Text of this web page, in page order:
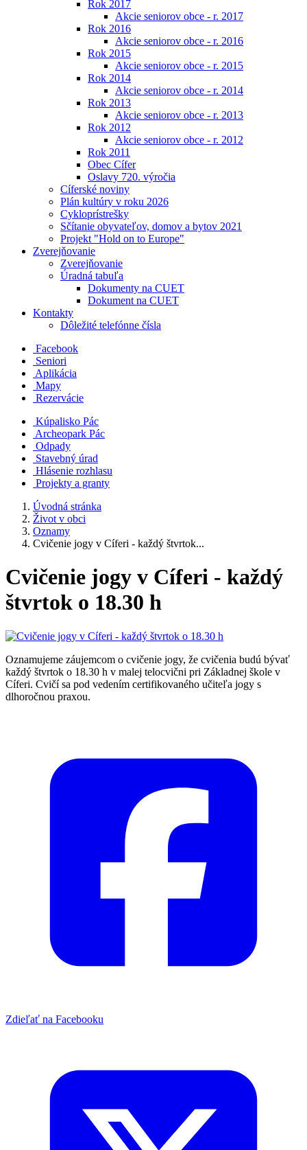
Rok 2017
Akcie seniorov obce - r. 2017
Rok 2016
Akcie seniorov obce - r. 2016
Rok 2015
Akcie seniorov obce - r. 2015
Rok 2014
Akcie seniorov obce - r. 2014
Rok 2013
Akcie seniorov obce - r. 2013
Rok 2012
Akcie seniorov obce - r. 2012
Rok 2011
Obec Cífer
Oslavy 720. výročia
Cíferské noviny
Plán kultúry v roku 2026
Cykloprístrešky
Sčítanie obyvateľov, domov a bytov 2021
Projekt "Hold on to Europe"
Zverejňovanie
Zverejňovanie
Úradná tabuľa
Dokumenty na CUET
Dokument na CUET
Kontakty
Dôležité telefónne čísla
Facebook
Seniori
Aplikácia
Mapy
Rezervácie
Kúpalisko Pác
Archeopark Pác
Odpady
Stavebný úrad
Hlásenie rozhlasu
Projekty a granty
Úvodná stránka
Život v obci
Oznamy
Cvičenie jogy v Cíferi - každý štvrtok...
Cvičenie jogy v Cíferi - každý
štvrtok o 18.30 h
Oznamujeme záujemcom o cvičenie jogy, že cvičenia budú bývať
každý štvrtok o 18.30 h v malej telocvični pri Základnej škole v
Cíferi. Cvičí sa pod vedením certifikovaného učiteľa jogy s
dlhoročnou praxou.
Zdieľať na Facebooku